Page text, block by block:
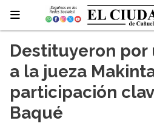
Destituyeron por
a la jueza
participación
Baqué